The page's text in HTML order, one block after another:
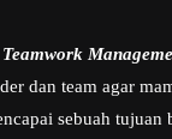
dan team agar
sebuah tujuan